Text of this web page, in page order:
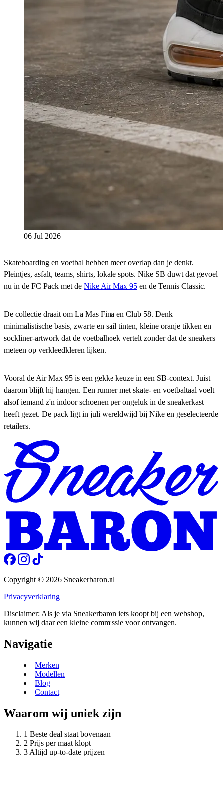
06 Jul 2026
Skateboarding en voetbal hebben meer overlap dan je denkt.
Pleintjes, asfalt, teams, shirts, lokale spots. Nike SB duwt dat gevoel
nu in de FC Pack met de Nike Air Max 95 en de Tennis Classic.
De collectie draait om La Mas Fina en Club 58. Denk
minimalistische basis, zwarte en sail tinten, kleine oranje tikken en
sockliner-artwork dat de voetbalhoek vertelt zonder dat de sneakers
meteen op verkleedkleren lijken.
Vooral de Air Max 95 is een gekke keuze in een SB-context. Juist
daarom blijft hij hangen. Een runner met skate- en voetbaltaal voelt
alsof iemand z'n indoor schoenen per ongeluk in de sneakerkast
heeft gezet. De pack ligt in juli wereldwijd bij Nike en geselecteerde
retailers.
Copyright © 2026 Sneakerbaron.nl
Privacyverklaring
Disclaimer: Als je via Sneakerbaron iets koopt bij een webshop,
kunnen wij daar een kleine commissie voor ontvangen.
Navigatie
Merken
Modellen
Blog
Contact
Waarom wij uniek zijn
Beste deal staat bovenaan
Prijs per maat klopt
Altijd up-to-date prijzen